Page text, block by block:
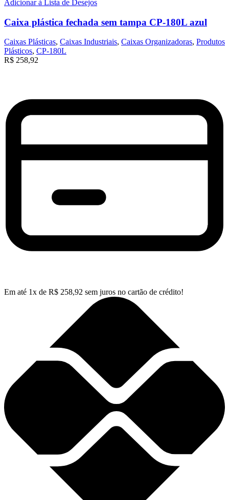
Adicionar à Lista de Desejos
Caixa plástica fechada sem tampa CP-180L azul
Caixas Plásticas, Caixas Industriais, Caixas Organizadoras, Produtos
Plásticos, CP-180L
R$ 258,92
Em até 1x de R$ 258,92 sem juros no cartão de crédito!